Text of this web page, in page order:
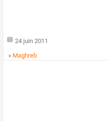
24 juin 2011
» Maghreb